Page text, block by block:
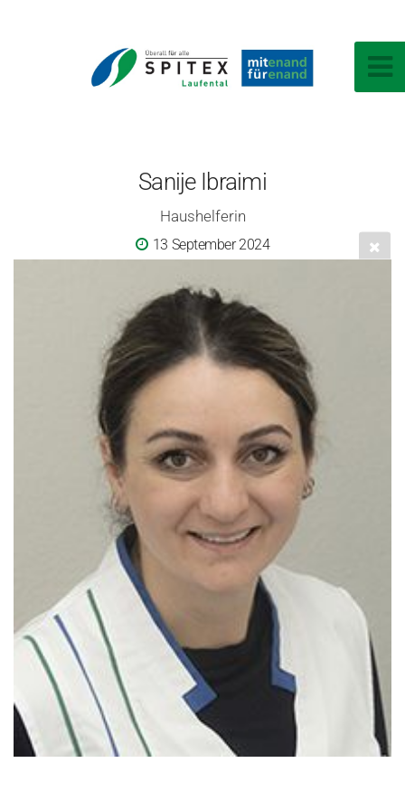
Sanije Ibraimi
Haushelferin
13 September 2024